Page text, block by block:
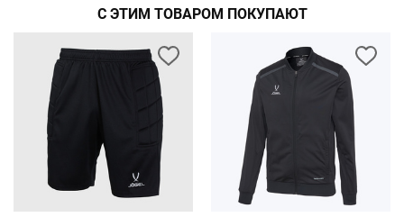
С ЭТИМ ТОВАРОМ ПОКУПАЮТ